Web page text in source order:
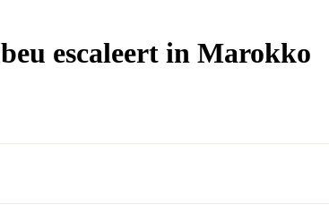
escaleert in Marokko